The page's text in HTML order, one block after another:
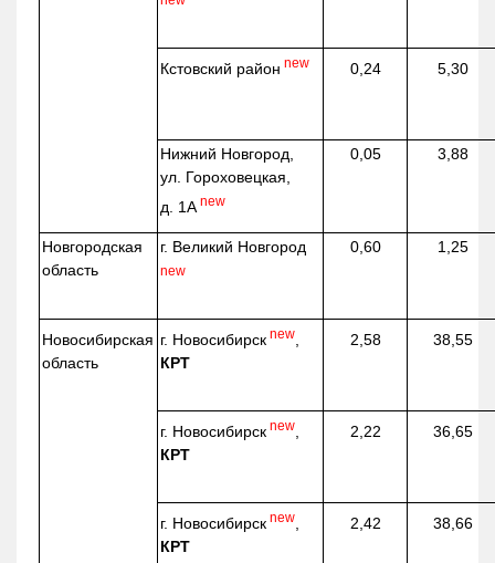
Кстовский район new 0,24 5,30
Нижний Новгород,
ул. Гороховецкая,
д. 1А new
0,05 3,88
Новгородская
область
г. Великий Новгород
new
0,60 1,25
Новосибирская
область
г. Новосибирск new
КРТ
2,58 38,55
г. Новосибирск new
КРТ
2,22 36,65
г. Новосибирск new
КРТ
2,42 38,66